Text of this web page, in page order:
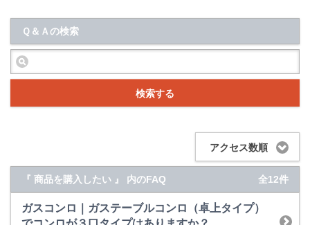
Ｑ＆Ａの検索
検索する
アクセス数順
『 商品を購入したい 』 内のFAQ 全12件
ガスコンロ｜ガステーブルコンロ（卓上タイプ）